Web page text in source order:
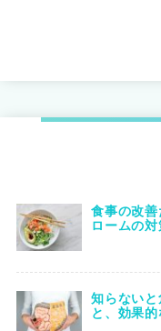
食事の改
ロームの対
知らない
と、効果